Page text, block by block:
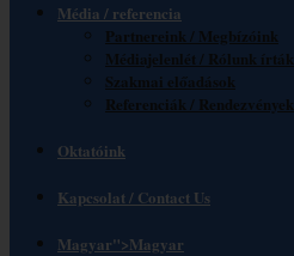
Média / referencia
Partnereink / Megbízóink
Médiajelenlét / Rólunk írták
Szakmai előadások
Referenciák / Rendezvények
Oktatóink
Kapcsolat / Contact Us
Magyar">Magyar